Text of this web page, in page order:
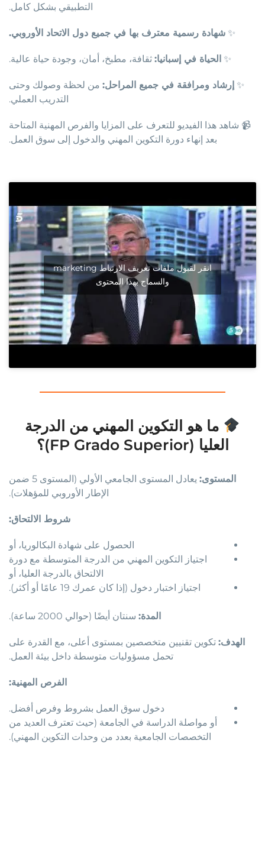
التطبيقي بشكل كامل.
✨شهادة رسمية معترف بها في جميع دول الاتحاد الأوروبي.
✨الحياة في إسبانيا:ثقافة، مطبخ، أمان، وجودة حياة عالية.
✨إرشاد ومرافقة في جميع المراحل:من لحظة وصولك وحتى
التدريب العملي.
📹 شاهد هذا الفيديو للتعرف على المزايا والفرص المهنية المتاحة
بعد إنهاء دورة التكوين المهني والدخول إلى سوق العمل.
انقر لقبول ملفات تعريف الارتباط marketing
والسماح بهذا المحتوى
ما هو التكوين المهني من الدرجة
العليا (FP Grado Superior)؟
المستوى:
يعادل المستوى الجامعي الأولي (المستوى 5 ضمن
الإطار الأوروبي للمؤهلات).
شروط الالتحاق:
الحصول على شهادة البكالوريا، أو
اجتياز التكوين المهني من الدرجة المتوسطة مع دورة
الالتحاق بالدرجة العليا، أو
اجتياز اختبار دخول (إذا كان عمرك 19 عامًا أو أكثر).
المدة:سنتان أيضًا (حوالي 2000 ساعة).
الهدف:تكوين تقنيين متخصصين بمستوى أعلى، مع القدرة على
تحمل مسؤوليات متوسطة داخل بيئة العمل.
الفرص المهنية:
دخول سوق العمل بشروط وفرص أفضل.
أو مواصلة الدراسة في الجامعة (حيث تعترف العديد من
التخصصات الجامعية بعدد من وحدات التكوين المهني).